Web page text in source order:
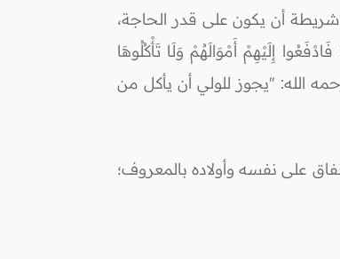
شريطة أن يكون على قدر الحاجة،
إِلَيْهِمْ أَمْوَالَهُمْ وَلَا تَأْكُلُوهَا
فَلْيَأْكُلْ بِالْمَعْرُوفِ) [النساء: 6]، قال الإمام النووي رحمه الله: "يجوز للولي أن يأكل من
على نفسه وأولاده بالمعروف؛